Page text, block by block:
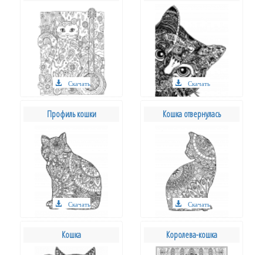
Скачать Скачать
Профиль кошки
Скачать
Кошка отвернулась
Скачать
Кошка Королева-кошка